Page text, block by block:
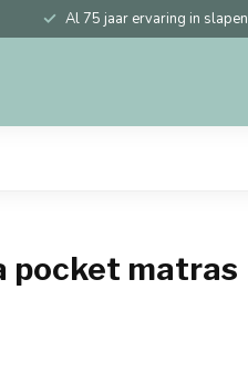
Al 75 jaar ervaring in slapen
pocket matras